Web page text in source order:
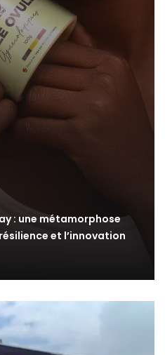
: une métamorphose
et l’innovation